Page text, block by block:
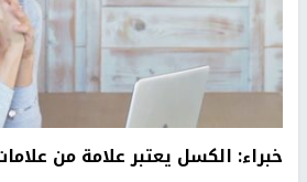
خبراء: الكسل يعتبر علامة من